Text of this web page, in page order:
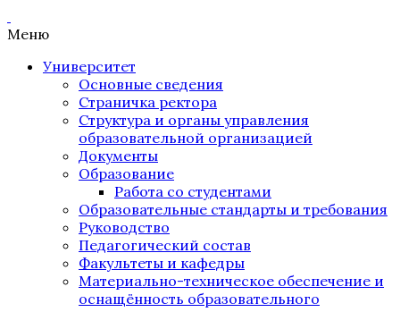
Меню
Университет
Основные сведения
Страничка ректора
Структура и органы управления
образовательной организацией
Документы
Образование
Работа со студентами
Образовательные стандарты и требования
Руководство
Педагогический состав
Факультеты и кафедры
Материально-техническое обеспечение и
оснащённость образовательного